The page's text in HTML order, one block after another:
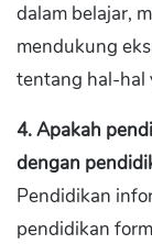
dalam belajar,
mendukung
tentang hal-hal
4. Apakah
dengan
Pendidikan
pendidikan